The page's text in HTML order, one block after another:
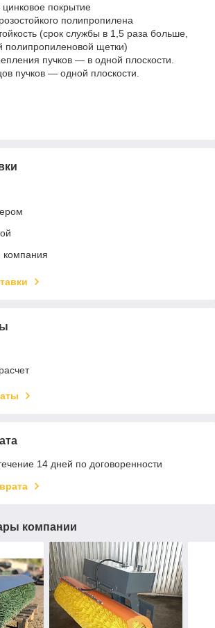
цинковое покрытие
полипропилена
(срок службы в 1,5 раза больше,
полипропиленовой щетки)
пучков — в одной плоскости.
пучков — одной плоскости.
компания
14 дней по договоренности
компании